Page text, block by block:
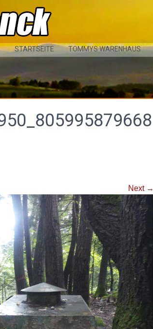
STARTSEITE TOMMYS WARENHAUS
Next →